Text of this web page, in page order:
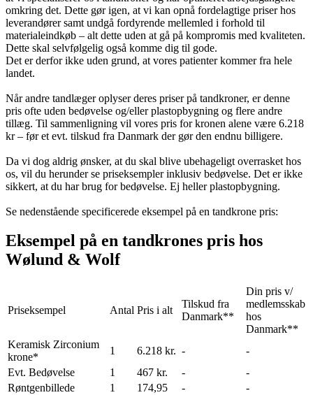
omkring det. Dette gør igen, at vi kan opnå fordelagtige priser hos
leverandører samt undgå fordyrende mellemled i forhold til
materialeindkøb – alt dette uden at gå på kompromis med kvaliteten.
Dette skal selvfølgelig også komme dig til gode.
Det er derfor ikke uden grund, at vores patienter kommer fra hele
landet.
Når andre tandlæger oplyser deres priser på tandkroner, er denne
pris ofte uden bedøvelse og/eller plastopbygning og flere andre
tillæg. Til sammenligning vil vores pris for kronen alene være 6.218
kr – før et evt. tilskud fra Danmark der gør den endnu billigere.
Da vi dog aldrig ønsker, at du skal blive ubehageligt overrasket hos
os, vil du herunder se priseksempler inklusiv bedøvelse. Det er ikke
sikkert, at du har brug for bedøvelse. Ej heller plastopbygning.
Se nedenstående specificerede eksempel på en tandkrone pris:
Eksempel på en tandkrones pris hos
Wølund & Wolf
Priseksempel Antal Pris i alt
Tilskud fra
Danmark**
Din pris v/
medlemsskab
hos
Danmark**
Keramisk Zirconium
krone*
1 6.218 kr. -
-
Evt. Bedøvelse
1 467 kr. -
-
Røntgenbillede
1 174,95 -
-